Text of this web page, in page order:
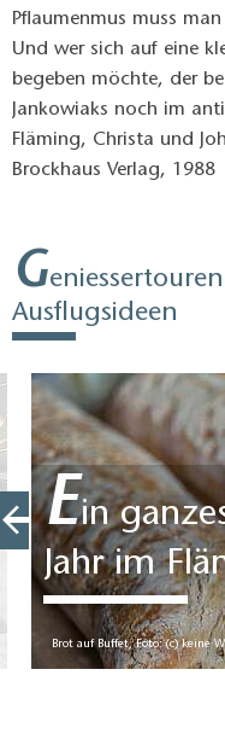
Pflaumenmus muss
Und wer sich auf eine
begeben möchte, der
Jankowiaks noch im
Fläming, Christa und
Brockhaus Verlag, 1988
G
Ausflugsideen
Ein
Jahr im
Brot auf Buffet, Foto: (c) keine